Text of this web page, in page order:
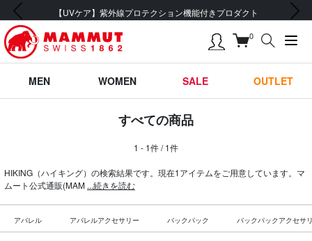
【UVケア】紫外線プロテクション機能付きプロダクト
前の画像 次の画像
0
MEN WOMEN SALE OUTLET
すべての商品
1 - 1件 / 1件
HIKING（ハイキング）の検索結果です。現在1アイテムをご用意しています。マ
ムート公式通販(MAM ...続きを読む
アパレル アパレルアクセサリー バックパック バックパックアクセサ